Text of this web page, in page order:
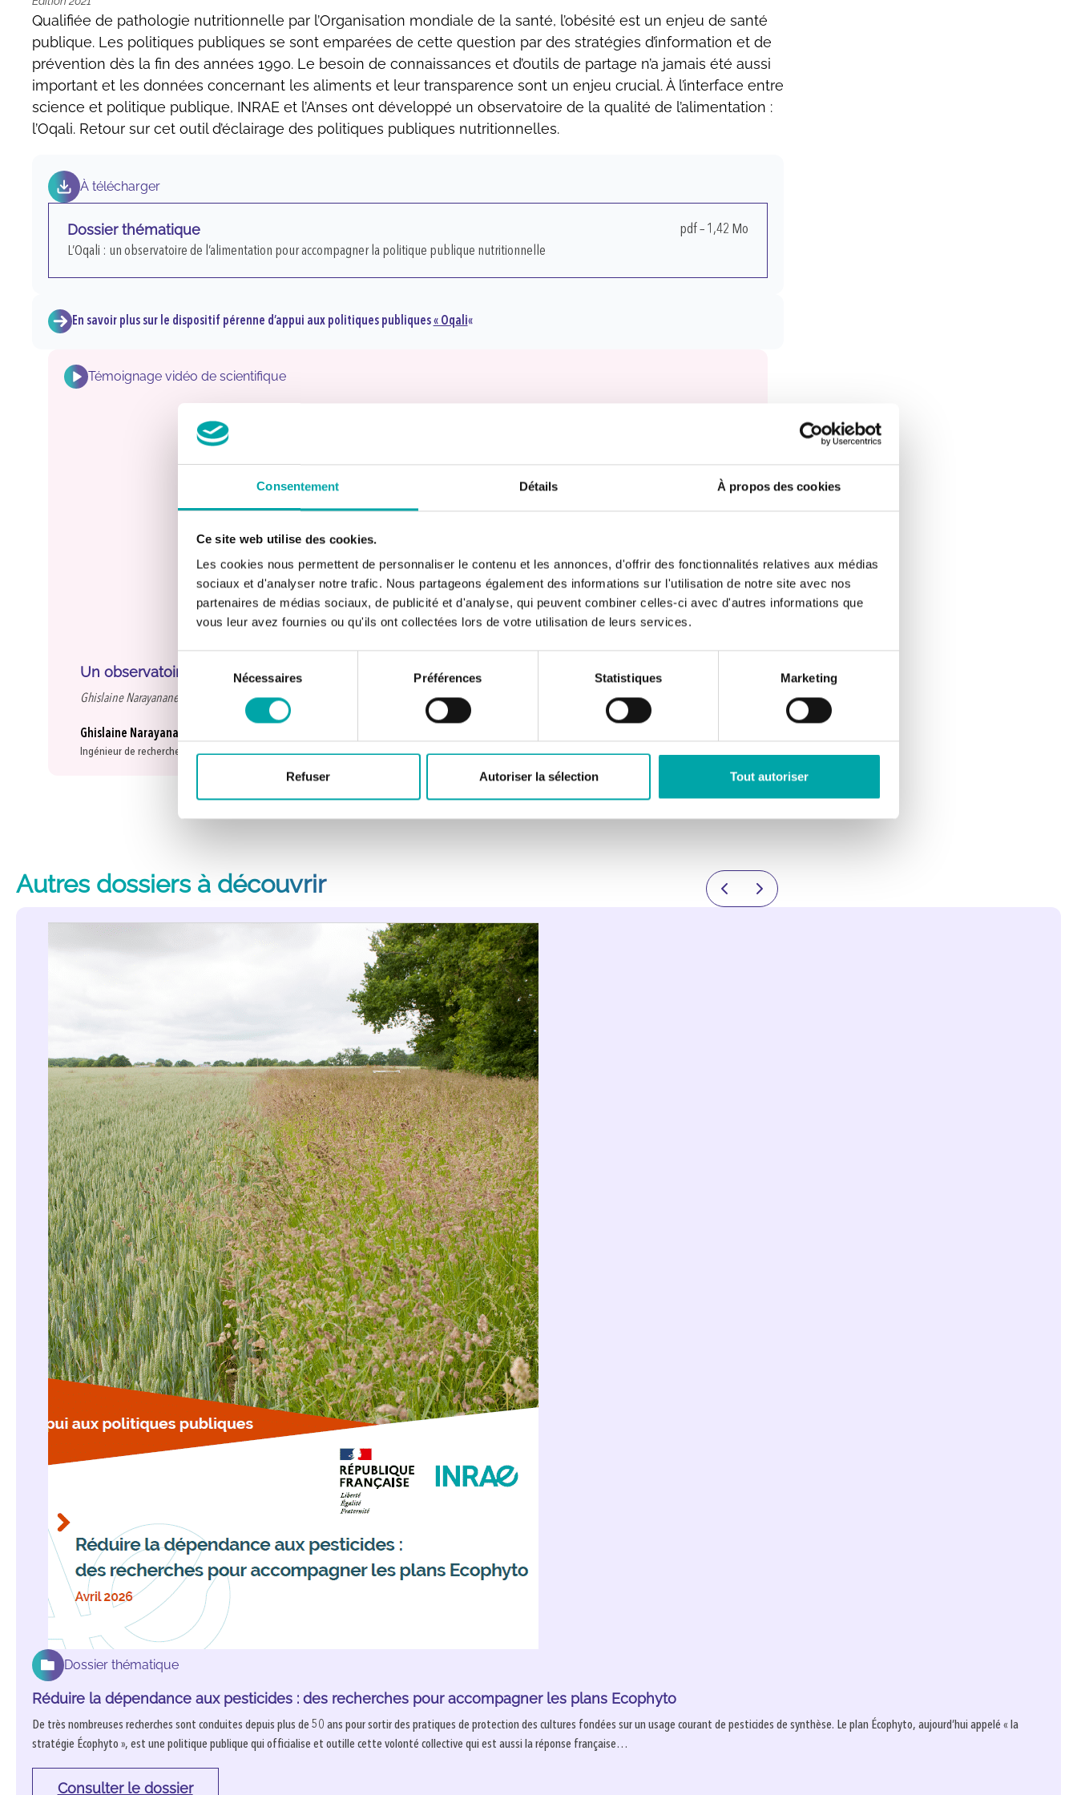
Consentement Détails À propos des cookies
Ce site web utilise des cookies.
Les cookies nous permettent de personnaliser le contenu et les annonces, d'offrir des fonctionnalités relatives aux médias
sociaux et d'analyser notre trafic. Nous partageons également des informations sur l'utilisation de notre site avec nos
partenaires de médias sociaux, de publicité et d'analyse, qui peuvent combiner celles-ci avec d'autres informations que
vous leur avez fournies ou qu'ils ont collectées lors de votre utilisation de leurs services.
du
consentement
Nécessaires Préférences Statistiques Marketing
Refuser Autoriser la sélection Tout autoriser
Qualifiée de pathologie nutritionnelle par l’Organisation mondiale de la santé, l’obésité est un enjeu de santé
publique. Les politiques publiques se sont emparées de cette question par des stratégies d’information et de
prévention dès la fin des années 1990. Le besoin de connaissances et d’outils de partage n’a jamais été aussi
important et les données concernant les aliments et leur transparence sont un enjeu crucial. À l’interface entre
science et politique publique, INRAE et l’Anses ont développé un observatoire de la qualité de l’alimentation :
l’Oqali. Retour sur cet outil d’éclairage des politiques publiques nutritionnelles.
À télécharger
Dossier thématique
L’Oqali : un observatoire de l’alimentation pour accompagner la politique publique nutritionnelle
pdf – 1,42 Mo
En savoir plus sur le dispositif pérenne d’appui aux politiques publiques« Oqali«
Témoignage vidéo de scientifique
Un observatoire pour accompagner les politiques publiques
Ghislaine Narayanane co-pilote depuis 2017 l’observatoire de l’alimentation, Oqali, lancé en 2008 par …
Ghislaine Narayanane
Ingénieur de recherche, agronome spécialisé en nutrition, INRAE
Autres dossiers à découvrir
Dossier thématique
Réduire la dépendance aux pesticides : des recherches pour accompagner les plans Ecophyto
De très nombreuses recherches sont conduites depuis plus de 50 ans pour sortir des pratiques de protection des cultures fondées sur un usage courant de pesticides de synthèse. Le plan Écophyto, aujourd’hui appelé « la
stratégie Écophyto », est une politique publique qui officialise et outille cette volonté collective qui est aussi la réponse française…
Consulter le dossier